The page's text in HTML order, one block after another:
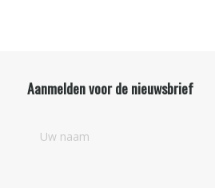
Aanmelden voor de nieuwsbrief